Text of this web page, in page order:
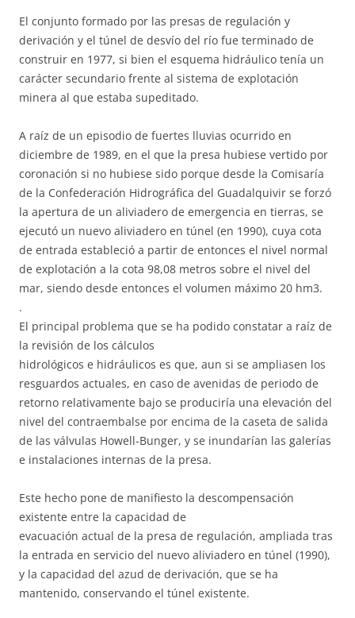
El conjunto formado por las presas de regulación y
derivación y el túnel de desvío del río fue terminado de
construir en 1977, si bien el esquema hidráulico tenía un
carácter secundario frente al sistema de explotación
minera al que estaba supeditado.
A raíz de un episodio de fuertes lluvias ocurrido en
diciembre de 1989, en el que la presa hubiese vertido por
coronación si no hubiese sido porque desde la Comisaría
de la Confederación Hidrográfica del Guadalquivir se forzó
la apertura de un aliviadero de emergencia en tierras, se
ejecutó un nuevo aliviadero en túnel (en 1990), cuya cota
de entrada estableció a partir de entonces el nivel normal
de explotación a la cota 98,08 metros sobre el nivel del
mar, siendo desde entonces el volumen máximo 20 hm3.
.
El principal problema que se ha podido constatar a raíz de
la revisión de los cálculos
hidrológicos e hidráulicos es que, aun si se ampliasen los
resguardos actuales, en caso de avenidas de periodo de
retorno relativamente bajo se produciría una elevación del
nivel del contraembalse por encima de la caseta de salida
de las válvulas Howell-Bunger, y se inundarían las galerías
e instalaciones internas de la presa.
Este hecho pone de manifiesto la descompensación
existente entre la capacidad de
evacuación actual de la presa de regulación, ampliada tras
la entrada en servicio del nuevo aliviadero en túnel (1990),
y la capacidad del azud de derivación, que se ha
mantenido, conservando el túnel existente.